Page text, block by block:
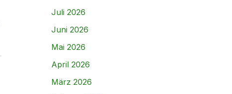
Juli 2026
Juni 2026
Mai 2026
April 2026
März 2026